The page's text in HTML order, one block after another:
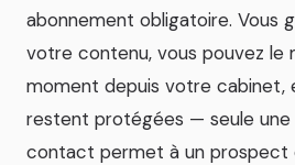
abonnement obligatoire. Vous
votre contenu, vous pouvez le
moment depuis votre cabinet,
restent protégées — seule
contact permet à un prospect